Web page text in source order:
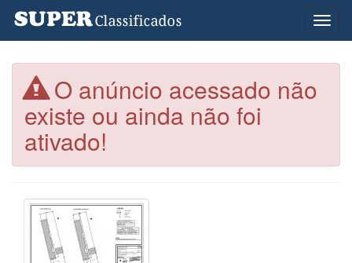
O anúncio acessado não
existe ou ainda não foi
ativado!